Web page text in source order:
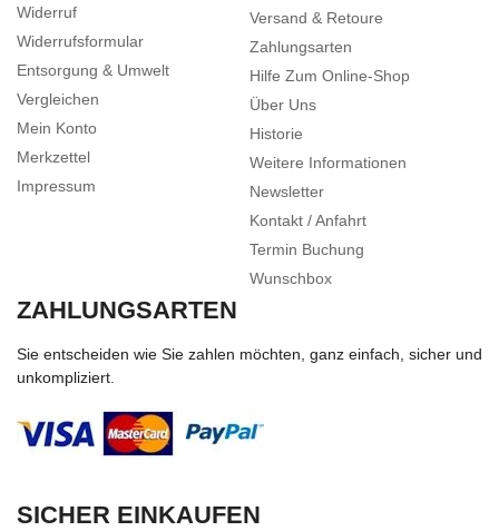
Widerruf
Widerrufsformular
Entsorgung & Umwelt
Vergleichen
Mein Konto
Merkzettel
Impressum
Versand & Retoure
Zahlungsarten
Hilfe Zum Online-Shop
Über Uns
Historie
Weitere Informationen
Newsletter
Kontakt / Anfahrt
Termin Buchung
Wunschbox
ZAHLUNGSARTEN
Sie entscheiden wie Sie zahlen möchten, ganz einfach, sicher und
unkompliziert.
SICHER EINKAUFEN